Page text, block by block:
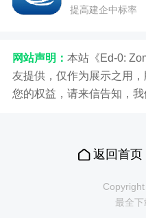
提高建企中标率
网站声明： 本站《Ed-0:
友提供，仅作为展示之用
您的权益，请来信告知，我
返回首页
最全下